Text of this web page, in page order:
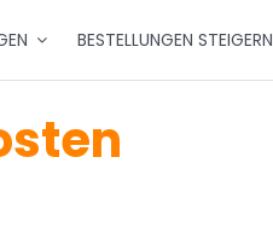
BESTELLUNGEN STEIGERN